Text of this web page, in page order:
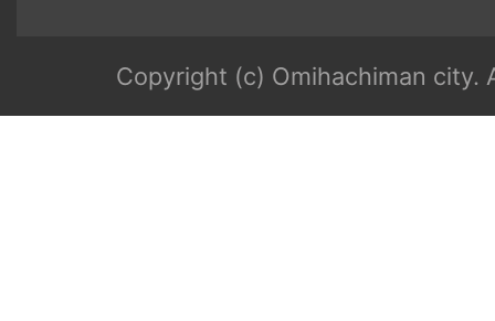
Copyright (c) Omihachiman city.